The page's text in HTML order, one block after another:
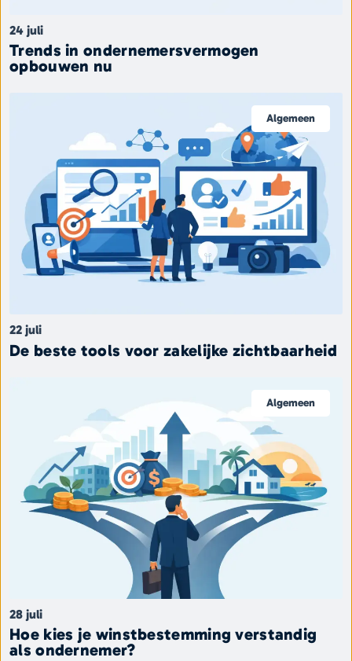
24 juli
Trends in ondernemersvermogen
opbouwen nu
Algemeen
22 juli
De beste tools voor zakelijke zichtbaarheid
Algemeen
28 juli
Hoe kies je winstbestemming verstandig
als ondernemer?